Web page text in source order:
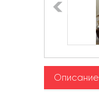
Описание